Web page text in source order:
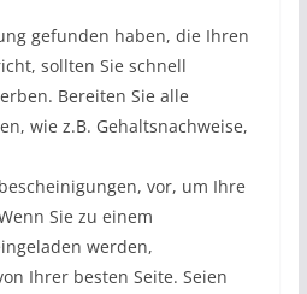
gefunden haben, die Ihren
sollten Sie schnell
Bereiten Sie alle
wie z.B. Gehaltsnachweise,
vor, um Ihre
Sie zu einem
werden,
Ihrer besten Seite. Seien